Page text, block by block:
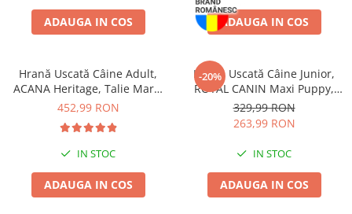
Umede
Îngrijire Pisici
Igienă Pisici
Antiparazitare Pisici
Vitamine Pisici
Accesorii Pisici
Culcușuri & Saltele Pisici
ADAUGA IN COS ADAUGA IN COS
Hrană Uscată Câine Adult,
ACANA Heritage, Talie Mare,
17kg
452,99 RON
IN STOC
ADAUGA IN COS
-20%
Hrană Uscată Câine Junior,
ROYAL CANIN Maxi Puppy,
12kg
329,99 RON
263,99 RON
IN STOC
ADAUGA IN COS